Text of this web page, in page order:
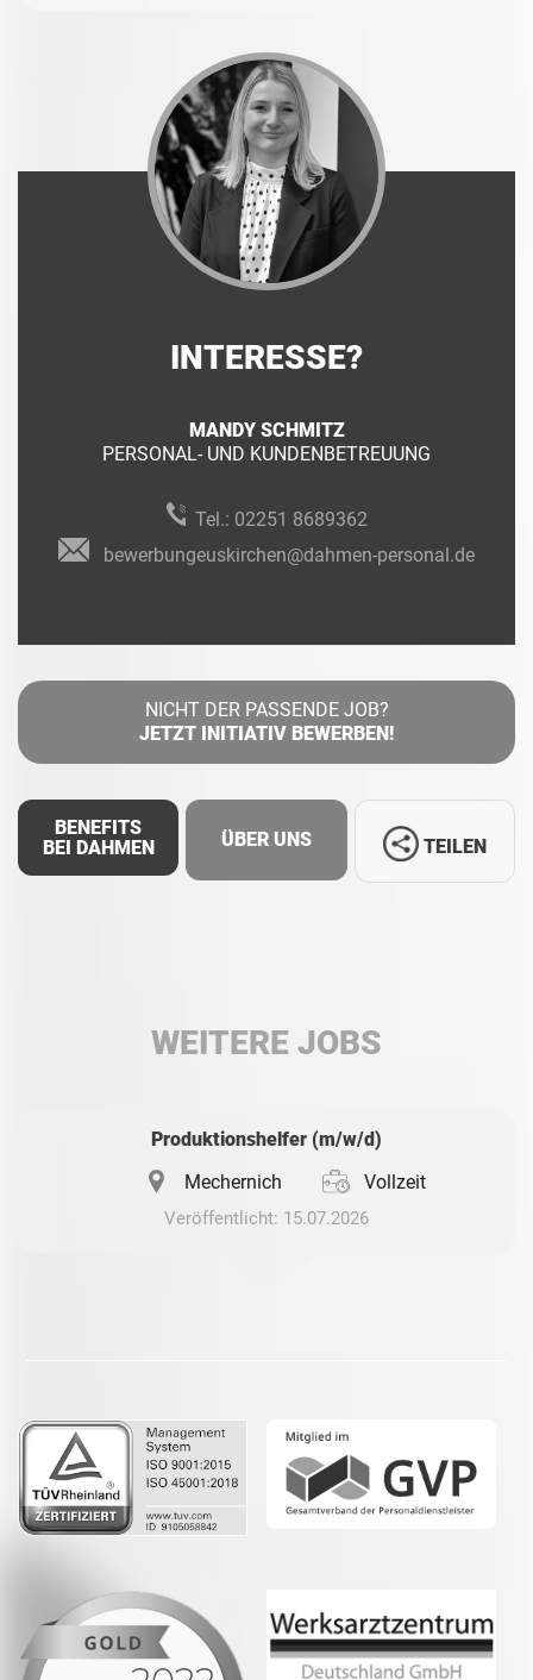
INTERESSE?
MANDY SCHMITZ
PERSONAL- UND KUNDENBETREUUNG
Tel.: 02251 8689362
bewerbungeuskirchen@dahmen-personal.de
NICHT DER PASSENDE JOB?
JETZT INITIATIV BEWERBEN!
BENEFITS
BEI DAHMEN
ÜBER UNS TEILEN
WEITERE JOBS
Produktionshelfer (m/w/d)
Mechernich
Vollzeit
Veröffentlicht: 15.07.2026